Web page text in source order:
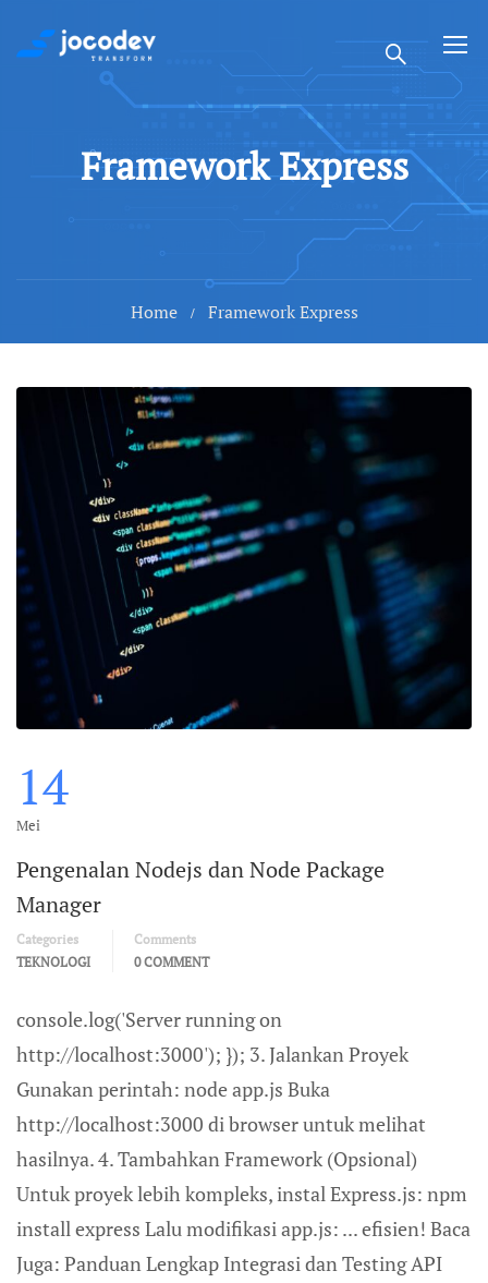
Framework Express
Home Framework Express
14
Mei
Pengenalan Nodejs dan Node Package
Manager
Categories
TEKNOLOGI
Comments
0 COMMENT
console.log('Server running on
http://localhost:3000'); }); 3. Jalankan Proyek
Gunakan perintah: node app.js Buka
http://localhost:3000 di browser untuk melihat
hasilnya. 4. Tambahkan Framework (Opsional)
Untuk proyek lebih kompleks, instal Express.js: npm
install express Lalu modifikasi app.js: ... efisien! Baca
Juga: Panduan Lengkap Integrasi dan Testing API